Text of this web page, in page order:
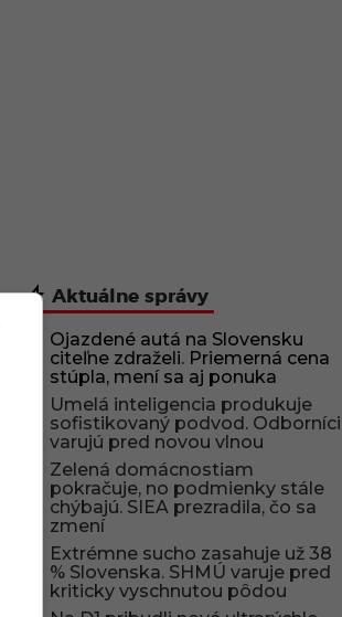
Aktuálne správy
Ojazdené autá na Slovensku
citeľne zdraželi. Priemerná cena
stúpla, mení sa aj ponuka
Umelá inteligencia produkuje
sofistikovaný podvod. Odborníci
varujú pred novou vlnou
Zelená domácnostiam
pokračuje, no podmienky stále
chýbajú. SIEA prezradila, čo sa
zmení
Extrémne sucho zasahuje už 38
% Slovenska. SHMÚ varuje pred
kriticky vyschnutou pôdou